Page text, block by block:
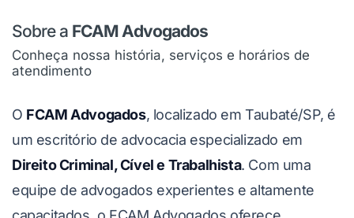
Sobre a FCAM Advogados
Conheça nossa história, serviços e horários de
atendimento
O FCAM Advogados, localizado em Taubaté/SP, é
um escritório de advocacia especializado em
Direito Criminal, Cível e Trabalhista. Com uma
equipe de advogados experientes e altamente